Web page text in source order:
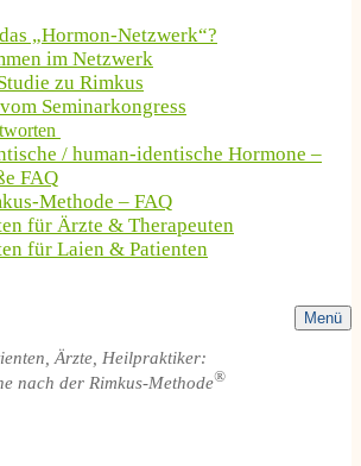
„Hormon-Netzwerk“?
im Netzwerk
zu Rimkus
Seminarkongress
/ human-identische Hormone –
FAQ
Methode – FAQ
für Ärzte & Therapeuten
für Laien & Patienten
Menü
Ärzte, Heilpraktiker:
nach der Rimkus-Methode®